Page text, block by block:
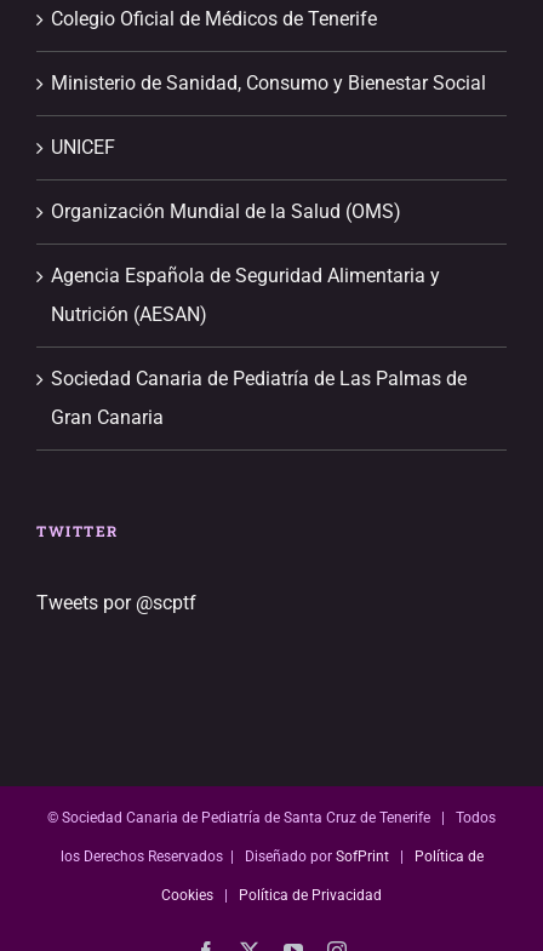
Colegio Oficial de Médicos de Tenerife
Ministerio de Sanidad, Consumo y Bienestar Social
UNICEF
Organización Mundial de la Salud (OMS)
Agencia Española de Seguridad Alimentaria y
Nutrición (AESAN)
Sociedad Canaria de Pediatría de Las Palmas de
Gran Canaria
TWITTER
Tweets por @scptf
© Sociedad Canaria de Pediatría de Santa Cruz de Tenerife | Todos
los Derechos Reservados | Diseñado por SofPrint| Política de
Cookies | Política de Privacidad